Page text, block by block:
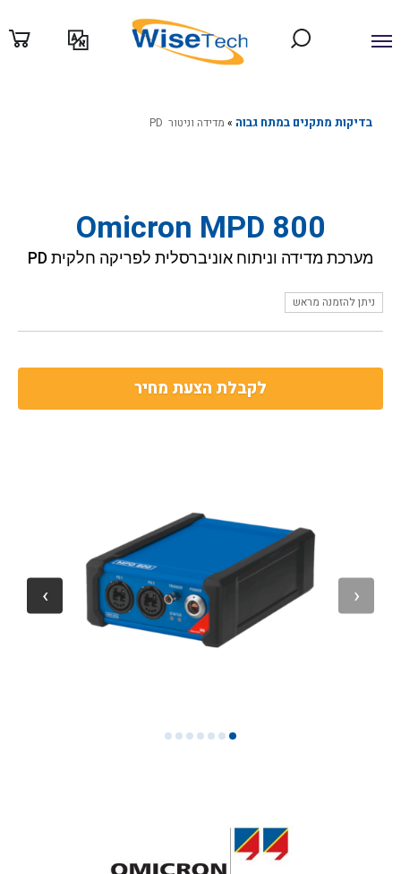
לתוכן
בדיקות מתקנים במתח גבוה » מדידה וניטור PD
Omicron MPD 800
מערכת מדידה וניתוח אוניברסלית לפריקה חלקית PD
ניתן להזמנה מראש
לקבלת הצעת מחיר